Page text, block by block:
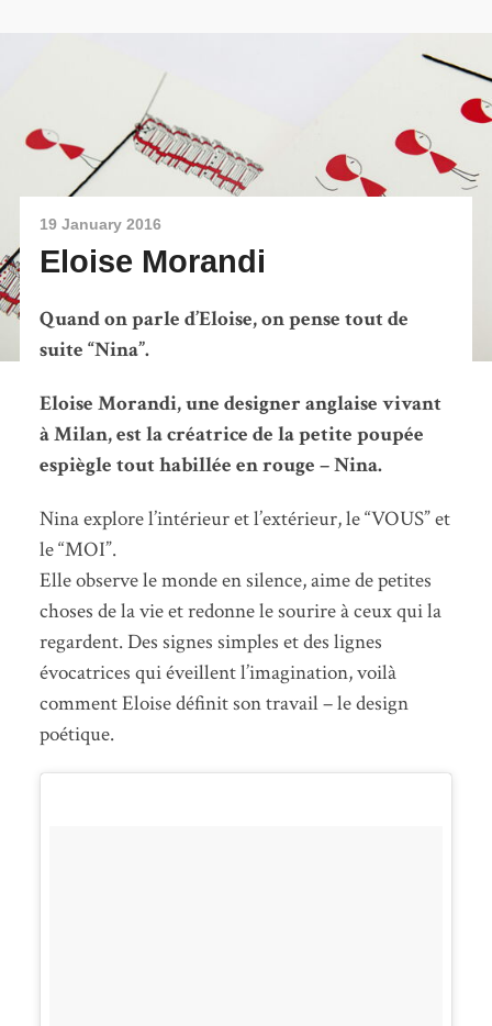
19 January 2016
Eloise Morandi
Quand on parle d’Eloise, on pense tout de
suite “Nina”.
Eloise Morandi, une designer anglaise vivant
à Milan, est la créatrice de la petite poupée
espiègle tout habillée en rouge – Nina.
Ninaexplore l’intérieur et l’extérieur, le “VOUS” et
le “MOI”.
Elle observe le monde en silence, aime de petites
choses de la vie et redonne le sourire à ceux qui la
regardent. Des signes simples et des lignes
évocatrices qui éveillent l’imagination, voilà
comment Eloise définit son travail – le design
poétique.